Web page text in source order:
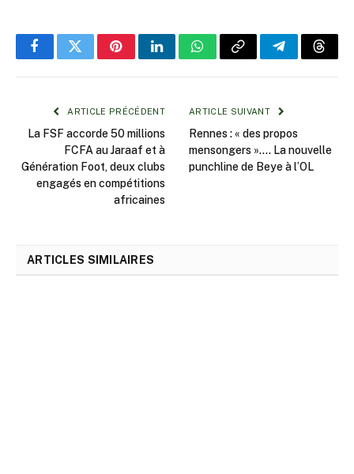
FacebookTwitterPinterestLinkedInWhatsApp
Copy
Telegram
ARTICLE PRÉCÉDENT
La FSF accorde 50 millions
FCFA au Jaraaf et à
Génération Foot, deux clubs
engagés en compétitions
africaines
ARTICLE SUIVANT
Rennes : « des propos
mensongers »…. La nouvelle
punchline de Beye à l’OL
ARTICLES SIMILAIRES